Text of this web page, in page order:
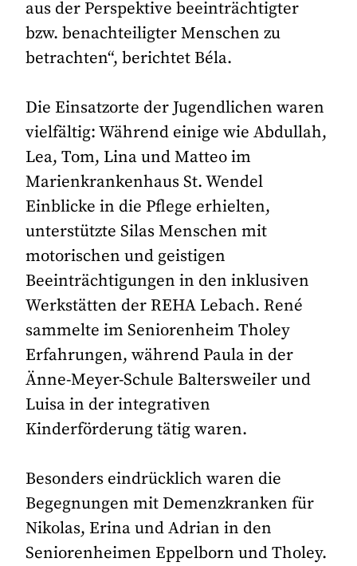
aus der Perspektive beeinträchtigter
bzw. benachteiligter Menschen zu
betrachten“, berichtet Béla.
Die Einsatzorte der Jugendlichen waren
vielfältig: Während einige wie Abdullah,
Lea, Tom, Lina und Matteo im
Marienkrankenhaus St. Wendel
Einblicke in die Pflege erhielten,
unterstützte Silas Menschen mit
motorischen und geistigen
Beeinträchtigungen in den inklusiven
Werkstätten der REHA Lebach. René
sammelte im Seniorenheim Tholey
Erfahrungen, während Paula in der
Änne-Meyer-Schule Baltersweiler und
Luisa in der integrativen
Kinderförderung tätig waren.
Besonders eindrücklich waren die
Begegnungen mit Demenzkranken für
Nikolas, Erina und Adrian in den
Seniorenheimen Eppelborn und Tholey.